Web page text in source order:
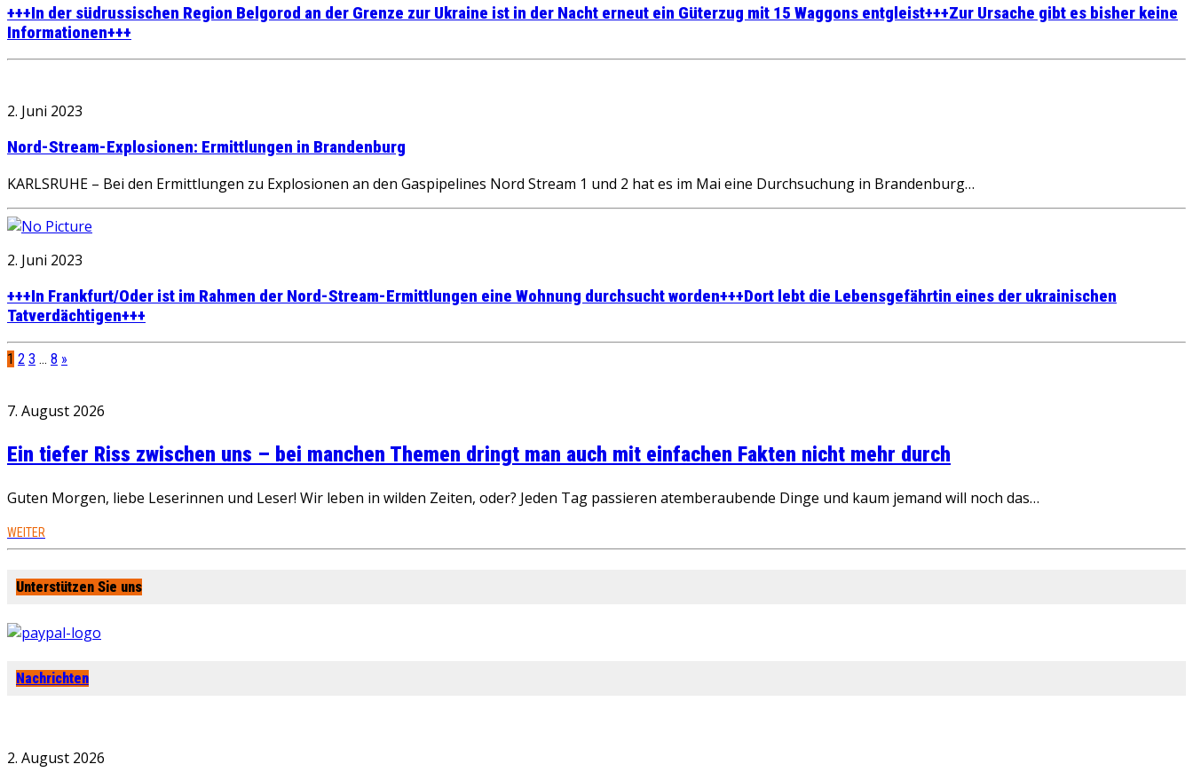
+++In der südrussischen Region Belgorod an der Grenze zur Ukraine ist in der Nacht erneut ein Güterzug mit 15 Waggons entgleist+++Zur Ursache gibt es bisher keine
Informationen+++
2. Juni 2023
Nord-Stream-Explosionen: Ermittlungen in Brandenburg
KARLSRUHE – Bei den Ermittlungen zu Explosionen an den Gaspipelines Nord Stream 1 und 2 hat es im Mai eine Durchsuchung in Brandenburg…
2. Juni 2023
+++In Frankfurt/Oder ist im Rahmen der Nord-Stream-Ermittlungen eine Wohnung durchsucht worden+++Dort lebt die Lebensgefährtin eines der ukrainischen
Tatverdächtigen+++
1 2 3 … 8 »
7. August 2026
Ein tiefer Riss zwischen uns – bei manchen Themen dringt man auch mit einfachen Fakten nicht mehr durch
Guten Morgen, liebe Leserinnen und Leser! Wir leben in wilden Zeiten, oder? Jeden Tag passieren atemberaubende Dinge und kaum jemand will noch das…
WEITER
Unterstützen Sie uns
Nachrichten
2. August 2026